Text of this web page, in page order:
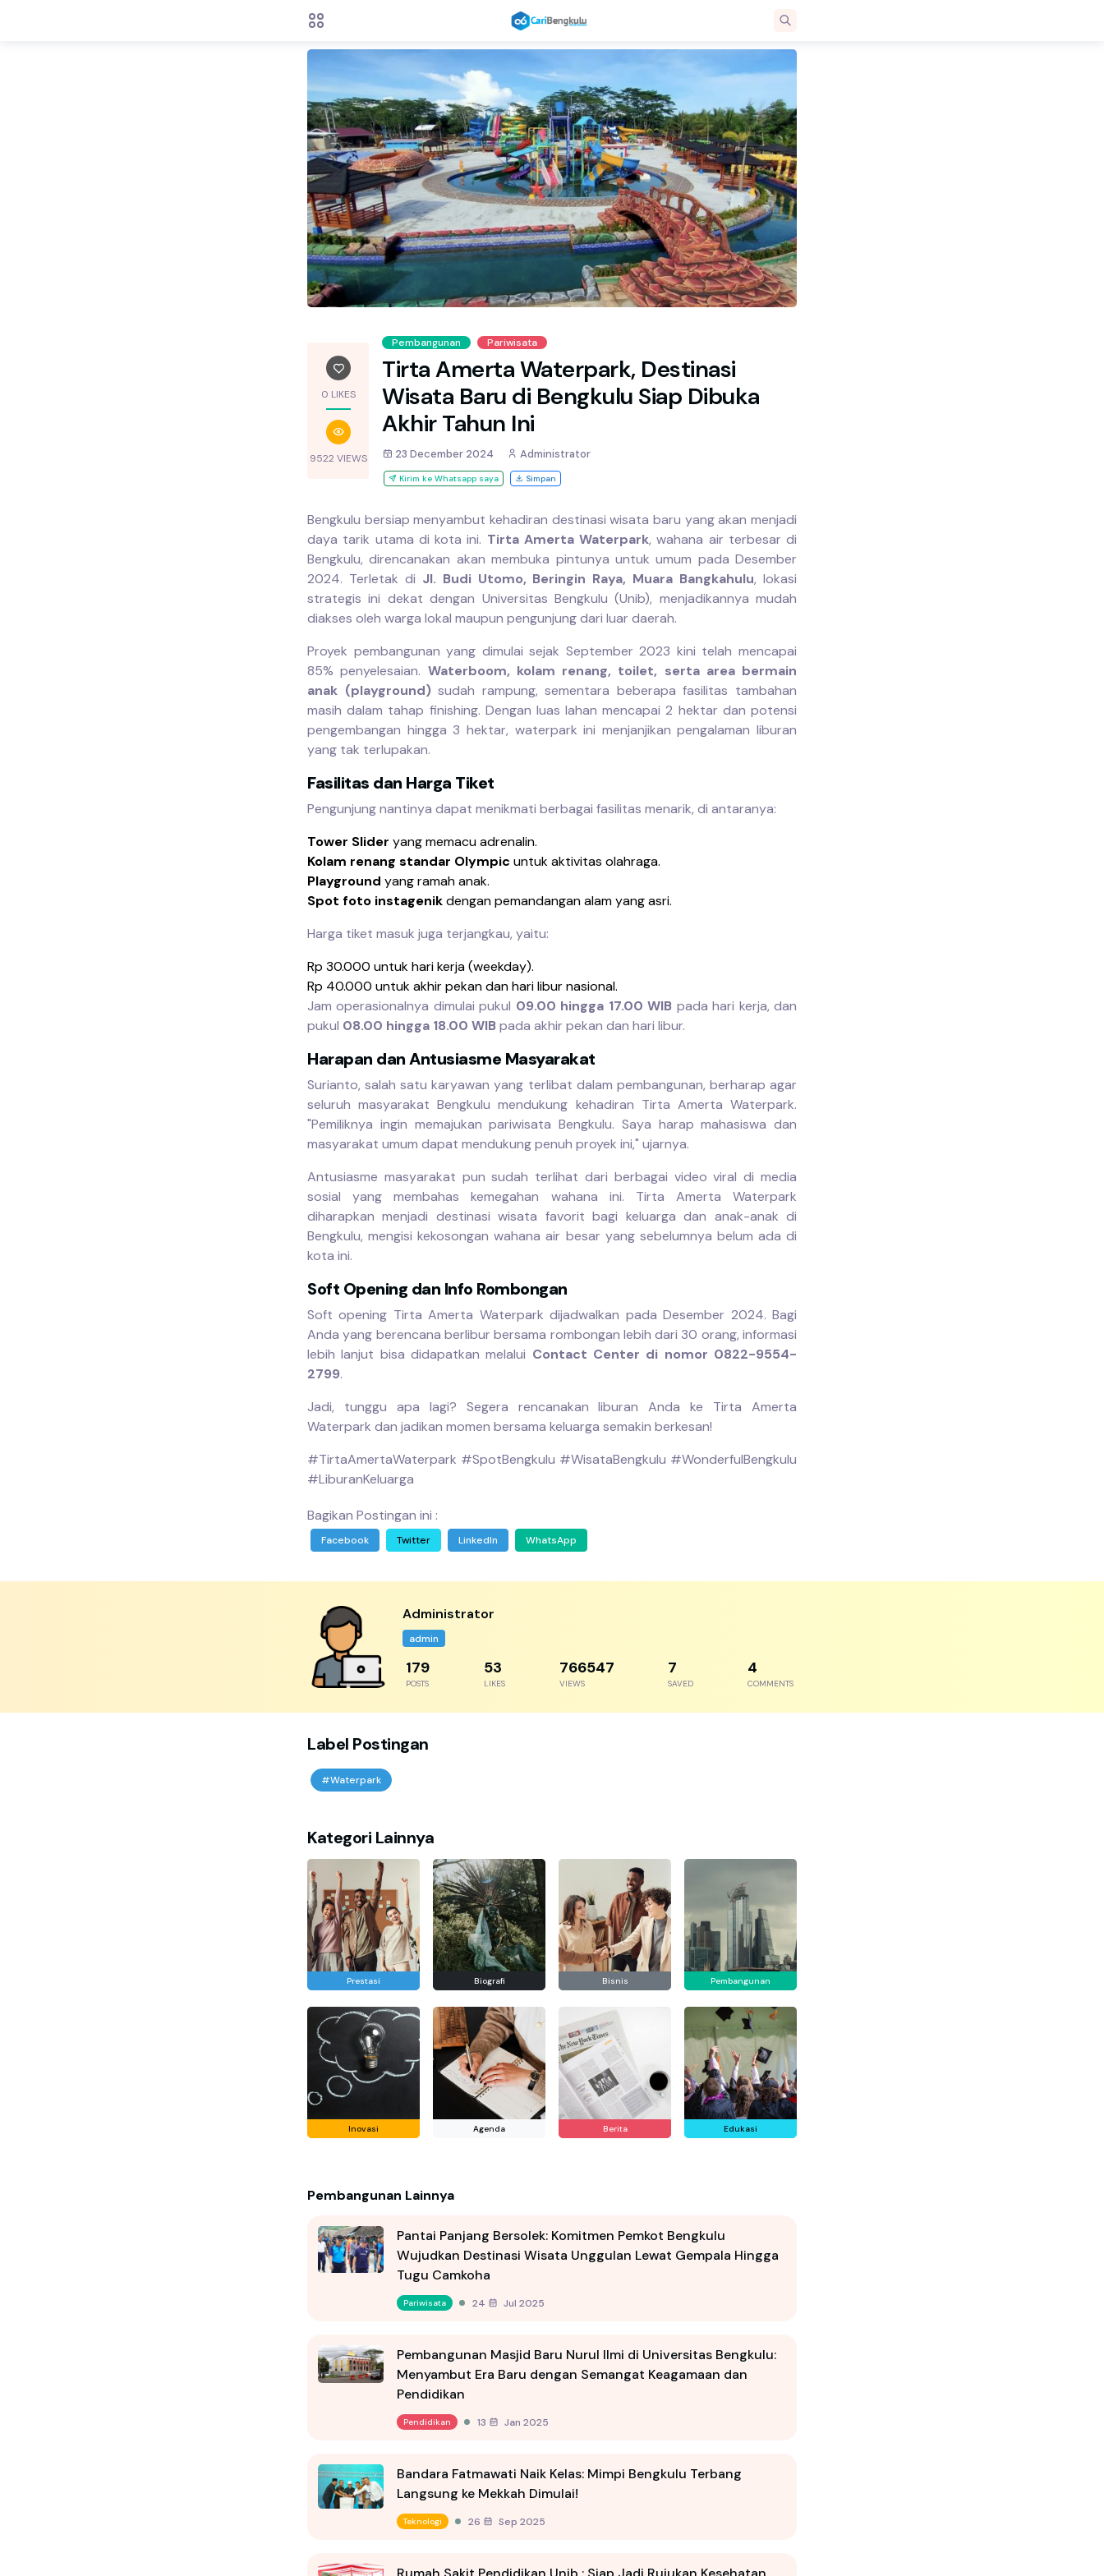
0 LIKES
9522 VIEWS
Pembangunan Pariwisata
Tirta Amerta Waterpark, Destinasi
Wisata Baru di Bengkulu Siap Dibuka
Akhir Tahun Ini
23 December 2024 Administrator
Kirim ke Whatsapp saya Simpan
Bengkulu bersiap menyambut kehadiran destinasi wisata baru yang akan menjadi
daya tarik utama di kota ini. Tirta Amerta Waterpark, wahana air terbesar di
Bengkulu, direncanakan akan membuka pintunya untuk umum pada Desember
2024. Terletak di Jl. Budi Utomo, Beringin Raya, Muara Bangkahulu, lokasi
strategis ini dekat dengan Universitas Bengkulu (Unib), menjadikannya mudah
diakses oleh warga lokal maupun pengunjung dari luar daerah.
Proyek pembangunan yang dimulai sejak September 2023 kini telah mencapai
85% penyelesaian. Waterboom, kolam renang, toilet, serta area bermain
anak (playground)sudah rampung, sementara beberapa fasilitas tambahan
masih dalam tahap finishing. Dengan luas lahan mencapai 2 hektar dan potensi
pengembangan hingga 3 hektar, waterpark ini menjanjikan pengalaman liburan
yang tak terlupakan.
Fasilitas dan Harga Tiket
Pengunjung nantinya dapat menikmati berbagai fasilitas menarik, di antaranya:
Tower Slider yang memacu adrenalin.
Kolam renang standar Olympic untuk aktivitas olahraga.
Playground yang ramah anak.
Spot foto instagenikdengan pemandangan alam yang asri.
Harga tiket masuk juga terjangkau, yaitu:
Rp 30.000 untuk hari kerja (weekday).
Rp 40.000 untuk akhir pekan dan hari libur nasional.
Jam operasionalnya dimulai pukul 09.00 hingga 17.00 WIB pada hari kerja, dan
pukul 08.00 hingga 18.00 WIB pada akhir pekan dan hari libur.
Harapan dan Antusiasme Masyarakat
Surianto, salah satu karyawan yang terlibat dalam pembangunan, berharap agar
seluruh masyarakat Bengkulu mendukung kehadiran Tirta Amerta Waterpark.
"Pemiliknya ingin memajukan pariwisata Bengkulu. Saya harap mahasiswa dan
masyarakat umum dapat mendukung penuh proyek ini," ujarnya.
Antusiasme masyarakat pun sudah terlihat dari berbagai video viral di media
sosial yang membahas kemegahan wahana ini. Tirta Amerta Waterpark
diharapkan menjadi destinasi wisata favorit bagi keluarga dan anak-anak di
Bengkulu, mengisi kekosongan wahana air besar yang sebelumnya belum ada di
kota ini.
Soft Opening dan Info Rombongan
Soft opening Tirta Amerta Waterpark dijadwalkan pada Desember 2024. Bagi
Anda yang berencana berlibur bersama rombongan lebih dari 30 orang, informasi
lebih lanjut bisa didapatkan melalui Contact Center di nomor 0822-9554-
2799.
Jadi, tunggu apa lagi? Segera rencanakan liburan Anda ke Tirta Amerta
Waterpark dan jadikan momen bersama keluarga semakin berkesan!
#TirtaAmertaWaterpark #SpotBengkulu #WisataBengkulu #WonderfulBengkulu
#LiburanKeluarga
Bagikan Postingan ini :
Facebook Twitter LinkedIn WhatsApp
Administrator
admin
243
POSTS
73
LIKES
1040314
VIEWS
10
SAVED
6
COMMENTS
Label Postingan
#Waterpark
Kategori Lainnya
Prestasi Biografi Bisnis Pembangunan
Inovasi Agenda Berita Edukasi
Pembangunan Lainnya
Pantai Panjang Bersolek: Komitmen Pemkot Bengkulu
Wujudkan Destinasi Wisata Unggulan Lewat Gempala Hingga
Tugu Camkoha
Pariwisata 24 Jul 2025
Pembangunan Masjid Baru Nurul Ilmi di Universitas Bengkulu:
Menyambut Era Baru dengan Semangat Keagamaan dan
Pendidikan
Pendidikan 13 Jan 2025
Bandara Fatmawati Naik Kelas: Mimpi Bengkulu Terbang
Langsung ke Mekkah Dimulai!
Teknologi 26 Sep 2025